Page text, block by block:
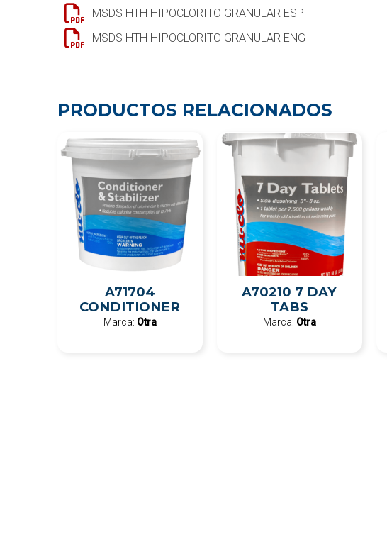
MSDS HTH HIPOCLORITO GRANULAR ESP
MSDS HTH HIPOCLORITO GRANULAR ENG
PRODUCTOS RELACIONADOS
A71704
CONDITIONER
Marca: Otra
A70210 7 DAY
TABS
Marca: Otra